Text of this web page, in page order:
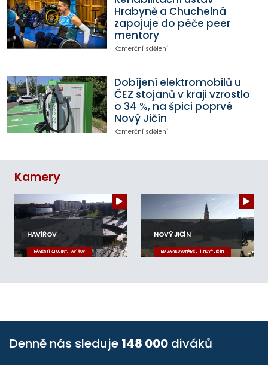
Hrabyně a Chuchelná
zapojuje do péče peer
mentory
Komerční sdělení
Dobíjení elektromobilů u
ČEZ stojanů v kraji vzrostlo
o 34 %, na špici poprvé
Nový Jičín
Komerční sdělení
Kamery
HAVÍŘOV
NÁMĚSTÍ REPUBLIKY, HAVÍŘOV
NOVÝ JIČÍN
MASARYKOVO NÁMĚSTÍ, NOVÝ JIČÍN
Denně nás sleduje 148 000 diváků